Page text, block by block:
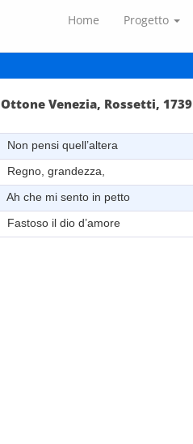
Home Progetto
Ottone Venezia, Rossetti, 1739
Non pensi quell’altera
Regno, grandezza,
Ah che mi sento in petto
Fastoso il dio d’amore